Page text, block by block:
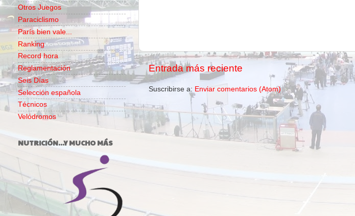
Entrada más reciente
Suscribirse a: Enviar comentarios (Atom)
Otros Juegos
Paraciclismo
París bien vale...
Ranking
Record hora
Reglamentación
Seis Días
Selección española
Técnicos
Velódromos
NUTRICIÓN...Y MUCHO MÁS